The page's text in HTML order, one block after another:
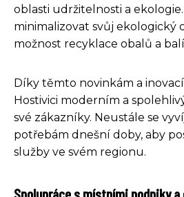
oblasti udržitelnosti a ekologie.
minimalizovat svůj ekologický
možnost recyklace obalů a
Díky těmto novinkám a
Hostivici moderním a
své zákazníky. Neustále se
potřebám dnešní doby, aby
služby ve svém regionu.
Spolupráce s místními podniky